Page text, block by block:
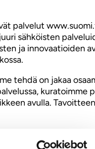
palvelut
sähköisten
ja innovaatioiden
tehdä on jakaa
kuratoimme
avulla.
Suomessa, ryhmä